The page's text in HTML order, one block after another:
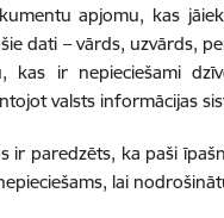
apjomu, kas
dati – vārds, uzvārds,
ir nepieciešami
valsts informācijas
ir paredzēts, ka paši
lai